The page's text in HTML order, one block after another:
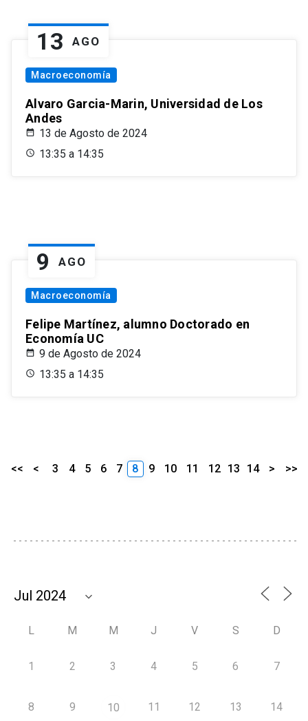
13 AGO
Macroeconomía
Alvaro Garcia-Marin, Universidad de Los
Andes
13 de Agosto de 2024
13:35 a 14:35
9 AGO
Macroeconomía
Felipe Martínez, alumno Doctorado en
Economía UC
9 de Agosto de 2024
13:35 a 14:35
<< < 3 4 5 6 7 8 9 10 11 12 13 14 > >>
L M M J V S D
1 2 3 4 5 6 7
8 9 10 11 12 13 14